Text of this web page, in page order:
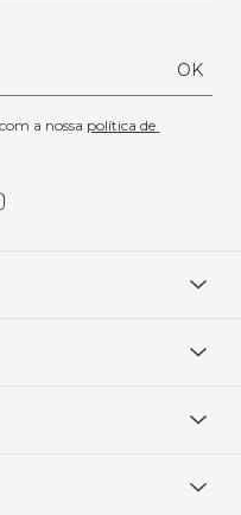
OK
a nossa política de